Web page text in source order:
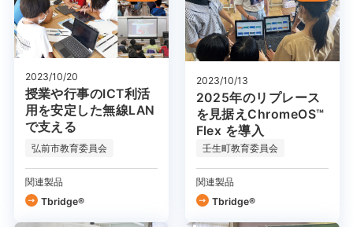
2023/10/20
授業や行事のICT利活
用を安定した無線LAN
で支える
弘前市教育委員会
関連製品
Tbridge®
2023/10/13
2025年のリプレース
を見据えChromeOS™
Flex を導入
壬生町教育委員会
関連製品
Tbridge®